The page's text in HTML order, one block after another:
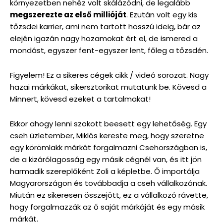
környezetben nehéz volt skálázódni, de legalább
megszerezte az első millióját. Ezután volt egy kis
tőzsdei karrier, ami nem tartott hosszú ideig, bár az
elején igazán nagy hozamokat ért el, de ismered a
mondást, egyszer fent-egyszer lent, főleg a tőzsdén.
Figyelem! Ez a sikeres cégek cikk / videó sorozat. Nagy
hazai márkákat, sikersztorikat mutatunk be. Kövesd a
Minnert, kövesd ezeket a tartalmakat!
Ekkor ahogy lenni szokott beesett egy lehetőség. Egy
cseh üzletember, Miklós kereste meg, hogy szeretne
egy körömlakk márkát forgalmazni Csehországban is,
de a kizárólagosság egy másik cégnél van, és itt jön
harmadik szereplőként Zoli a képletbe. Ő importálja
Magyarországon és továbbadja a cseh vállalkozónak.
Miután ez sikeresen összejött, ez a vállalkozó rávette,
hogy forgalmazzák az ő saját márkáját és egy másik
márkát.